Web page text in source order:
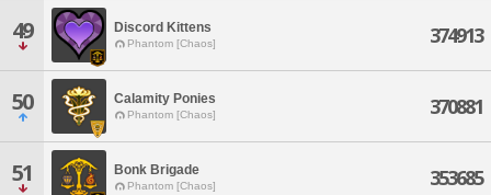
49 Discord Kittens
Phantom [Chaos] 374913
50 Calamity Ponies
Phantom [Chaos] 370881
51 Bonk Brigade
Phantom [Chaos] 353685